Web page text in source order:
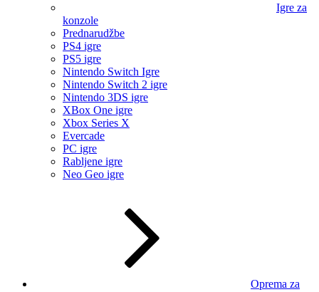
Igre za
konzole
Prednarudžbe
PS4 igre
PS5 igre
Nintendo Switch Igre
Nintendo Switch 2 igre
Nintendo 3DS igre
XBox One igre
Xbox Series X
Evercade
PC igre
Rabljene igre
Neo Geo igre
Oprema za